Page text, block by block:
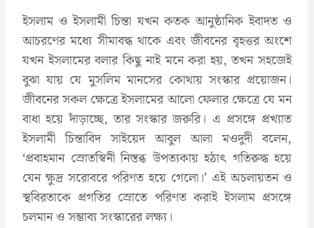
ইসলাম ও ইসলামী চিন্তা যখন কতক আনুষ্ঠানিক ইবাদত ও
আচরণের মধ্যে সীমাবদ্ধ থাকে এবং জীবনের বৃহত্তর অংশে
যখন ইসলামের বলার কিছু নাই মনে করা হয়, তখন সহজেই
বুঝা যায় যে মুসলিম মানসের কোথায় সংস্কার প্রয়োজন।
জীবনের সকল ক্ষেত্রে ইসলামের আলো ফেলার ক্ষেত্রে যে মন
বাধা হয়ে দাঁড়াচ্ছে, তার সংস্কার জরুরি। এ প্রসঙ্গে প্রখ্যাত
ইসলামী চিন্তাবিদ সাইয়েদ আবুল আলা মওদুদী বলেন,
‘প্রবাহমান স্রোতস্বিনী নিস্তব্ধ উপত্যকায় হঠাৎ গতিরুদ্ধ হয়ে
যেন ক্ষুদ্র সরোবরে পরিণত হয়ে গেলো।’ এই অচলায়তন ও
স্থবিরতাকে প্রগতির স্রোতে পরিণত করাই ইসলাম প্রসঙ্গে
চলমান ও সম্ভাব্য সংস্কারের লক্ষ্য।